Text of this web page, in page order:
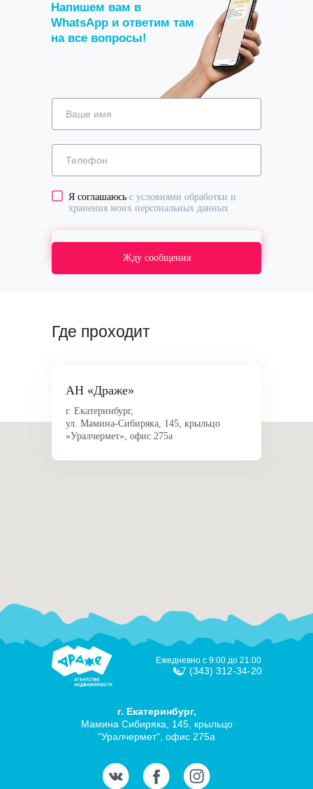
Напишем вам в
WhatsApp и ответим там
на все вопросы!
Ваше имя
Телефон
Я соглашаюсь с условиями обработки и
хранения моих персональных данных
Жду сообщения
Где проходит
АН «Драже»
г. Екатеринбург,
ул. Мамина-Сибиряка, 145, крыльцо
«Уралчермет», офис 275а
г. Екатеринбург,
Мамина Сибиряка, 145, крыльцо
"Уралчермет", офис 275а
Ежедневно с 9:00 до 21:00
+7 (343) 312-34-20